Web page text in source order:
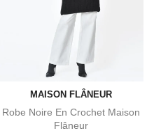
MAISON FLÂNEUR
Robe Noire En Crochet Maison
Flâneur